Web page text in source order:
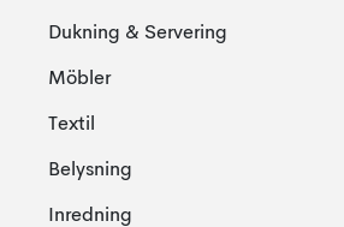
Dukning & Servering
Möbler
Textil
Belysning
Inredning